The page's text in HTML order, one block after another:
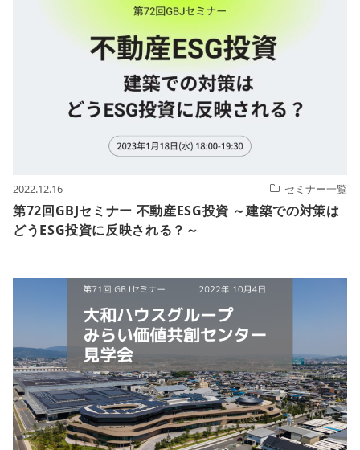
2022.12.16 セミナー一覧
第72回GBJセミナー 不動産ESG投資 ～建築での対策は
どうESG投資に反映される？～